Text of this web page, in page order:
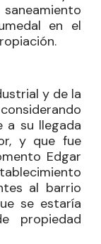
en el
y de la
a su llegada
y que fue
Edgar
al barrio
se estaría
propiedad